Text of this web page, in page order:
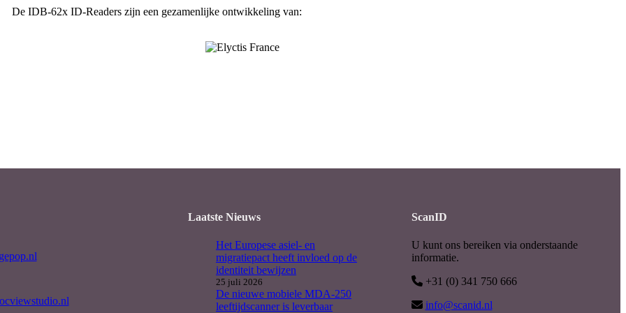
De IDB-62x ID-Readers zijn een gezamenlijke ontwikkeling van:
Laatste Nieuws
Het Europese asiel- en
migratiepact heeft invloed op de
identiteit bewijzen
25 juli 2026
De nieuwe mobiele MDA-250
leeftijdscanner is leverbaar
ScanID
U kunt ons bereiken via onderstaande
informatie.
+31 (0) 341 750 666
info@scanid.nl